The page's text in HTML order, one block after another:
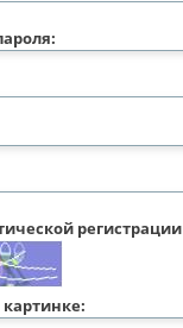
регистрации